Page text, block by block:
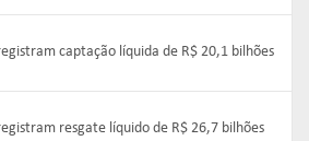
captação líquida de R$ 20,1 bilhões
resgate líquido de R$ 26,7 bilhões